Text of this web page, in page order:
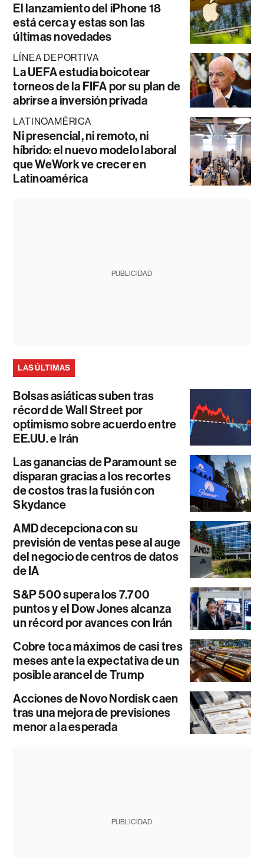
El lanzamiento del iPhone 18
está cerca y estas son las
últimas novedades
LÍNEA DEPORTIVA
La UEFA estudia boicotear
torneos de la FIFA por su plan de
abrirse a inversión privada
LATINOAMÉRICA
Ni presencial, ni remoto, ni
híbrido: el nuevo modelo laboral
que WeWork ve crecer en
Latinoamérica
PUBLICIDAD
LAS ÚLTIMAS
Bolsas asiáticas suben tras
récord de Wall Street por
optimismo sobre acuerdo entre
EE.UU. e Irán
Las ganancias de Paramount se
disparan gracias a los recortes
de costos tras la fusión con
Skydance
AMD decepciona con su
previsión de ventas pese al auge
del negocio de centros de datos
de IA
S&P 500 supera los 7.700
puntos y el Dow Jones alcanza
un récord por avances con Irán
Cobre toca máximos de casi tres
meses ante la expectativa de un
posible arancel de Trump
Acciones de Novo Nordisk caen
tras una mejora de previsiones
menor a la esperada
PUBLICIDAD